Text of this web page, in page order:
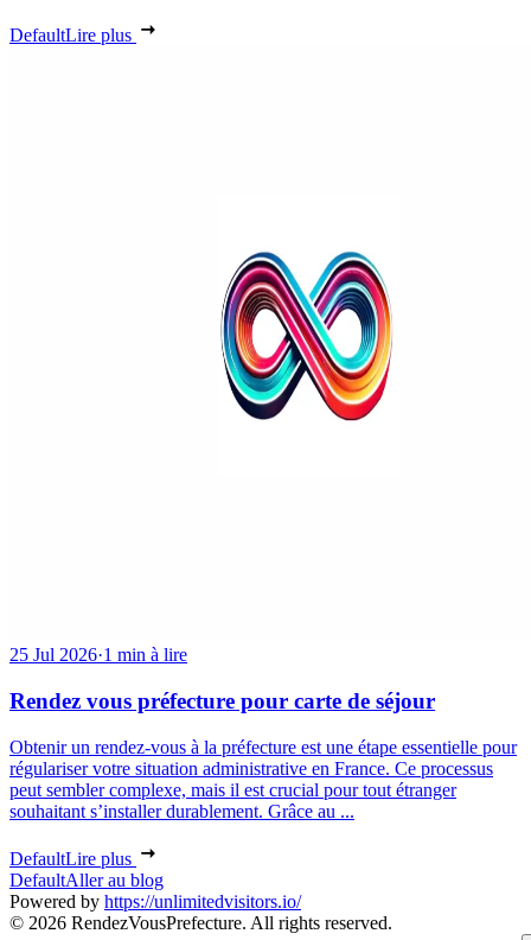
DefaultLire plus
25 Jul 2026·1 min à lire
Rendez vous préfecture pour carte de séjour
Obtenir un rendez-vous à la préfecture est une étape essentielle pour
régulariser votre situation administrative en France. Ce processus
peut sembler complexe, mais il est crucial pour tout étranger
souhaitant s’installer durablement. Grâce au ...
DefaultLire plus
DefaultAller au blog
Powered by https://unlimitedvisitors.io/
© 2026 RendezVousPrefecture. All rights reserved.